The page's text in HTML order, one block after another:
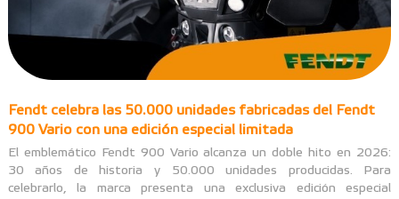
Fendt celebra las 50.000 unidades fabricadas del Fendt
900 Vario con una edición especial limitada
El emblemático Fendt 900 Vario alcanza un doble hito en 2026:
30 años de historia y 50.000 unidades producidas. Para
celebrarlo, la marca presenta una exclusiva edición especial